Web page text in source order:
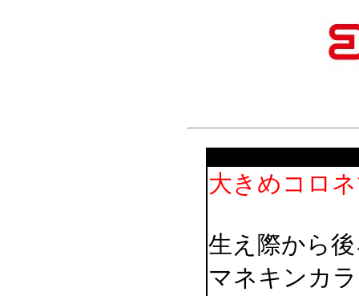
大きめコロ
生え際から
マネキンカ